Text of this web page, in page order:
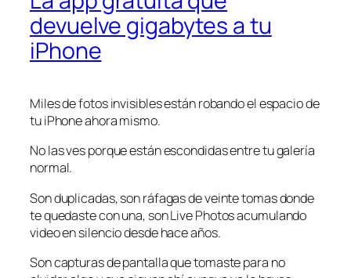
devuelve gigabytes a tu
iPhone
Miles de fotos invisibles están robando el espacio de
tu iPhone ahora mismo.
No las ves porque están escondidas entre tu galería
normal.
Son duplicadas, son ráfagas de veinte tomas donde
te quedaste con una, son Live Photos acumulando
video en silencio desde hace años.
Son capturas de pantalla que tomaste para no